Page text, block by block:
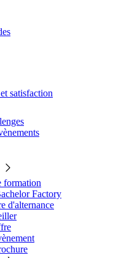
satisfaction
formation
Factory
d'alternance